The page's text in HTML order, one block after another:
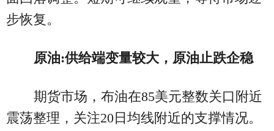
步恢复。
原油:供给端变量较大，原油止跌企稳
期货市场，布油在85美元整数关口附近
震荡整理，关注20日均线附近的支撑情况。